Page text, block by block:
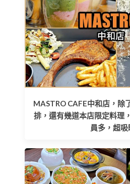
MASTRO CAFE中和店，除
排，還有幾道本店限定料理
員多，超吸